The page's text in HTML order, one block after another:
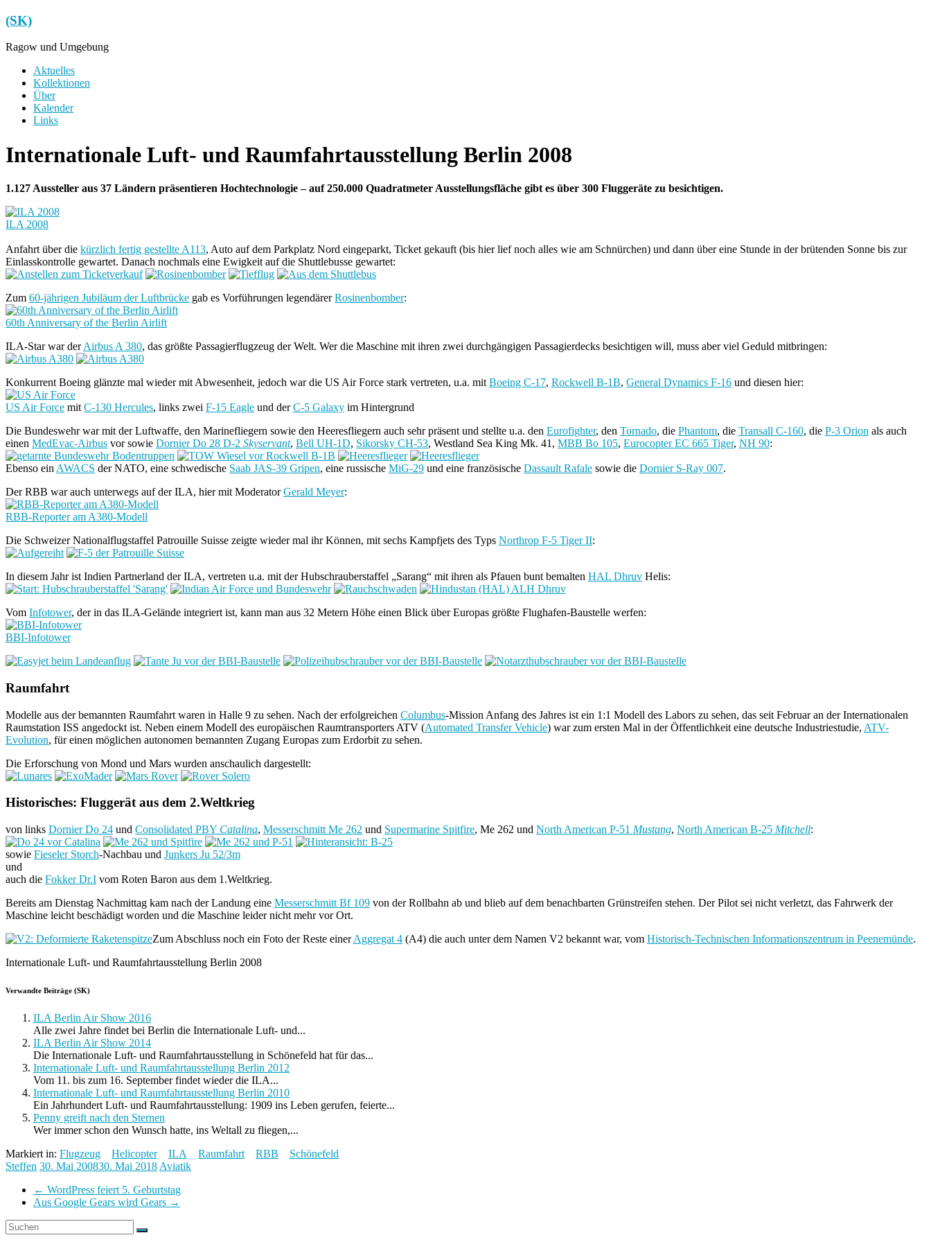
Zum
Inhalt
springen
(SK)
Ragow und Umgebung
Menü
Aktuelles
Kollektionen
Über
Kalender
Links
Internationale Luft- und Raumfahrtausstellung Berlin 2008
1.127 Aussteller aus 37 Ländern präsentieren Hochtechnologie – auf 250.000 Quadratmeter Ausstellungsfläche gibt es über 300 Fluggeräte zu besichtigen.
ILA 2008
Anfahrt über die kürzlich fertig gestellte A113, Auto auf dem Parkplatz Nord eingeparkt, Ticket gekauft (bis hier lief noch alles wie am Schnürchen) und dann über eine Stunde in der brütenden Sonne bis zur
Einlasskontrolle gewartet. Danach nochmals eine Ewigkeit auf die Shuttlebusse gewartet:
Zum 60-jährigen Jubiläum der Luftbrücke gab es Vorführungen legendärerRosinenbomber:
60th Anniversary of the Berlin Airlift
ILA-Star war derAirbus A 380, das größte Passagierflugzeug der Welt. Wer die Maschine mit ihren zwei durchgängigen Passagierdecks besichtigen will, muss aber viel Geduld mitbringen:
Konkurrent Boeing glänzte mal wieder mit Abwesenheit, jedoch war die US Air Force stark vertreten, u.a. mit Boeing C-17, Rockwell B-1B, General Dynamics F-16 und diesen hier:
US Air Force mit C-130 Hercules, links zwei F-15 Eagle und derC-5 Galaxy im Hintergrund
Die Bundeswehr war mit der Luftwaffe, den Marinefliegern sowie den Heeresfliegern auch sehr präsent und stellte u.a. den Eurofighter, den Tornado, die Phantom, die Transall C-160, die P-3 Orion als auch
einen MedEvac-Airbus vor sowie Dornier Do 28 D-2 Skyservant, Bell UH-1D, Sikorsky CH-53, Westland Sea King Mk. 41, MBB Bo 105, Eurocopter EC 665 Tiger, NH 90:
Ebenso ein AWACS der NATO, eine schwedische Saab JAS-39 Gripen, eine russische MiG-29 und eine französische Dassault Rafale sowie die Dornier S-Ray 007.
Der RBB war auch unterwegs auf der ILA, hier mit ModeratorGerald Meyer:
RBB-Reporter am A380-Modell
Die Schweizer Nationalflugstaffel Patrouille Suisse zeigte wieder mal ihr Können, mit sechs Kampfjets des Typs Northrop F-5 Tiger II:
In diesem Jahr ist Indien Partnerland der ILA, vertreten u.a. mit der Hubschrauberstaffel „Sarang“ mit ihren als Pfauen bunt bemalten HAL Dhruv Helis:
Vom Infotower, der in das ILA-Gelände integriert ist, kann man aus 32 Metern Höhe einen Blick über Europas größte Flughafen-Baustelle werfen:
BBI-Infotower
Raumfahrt
Modelle aus der bemannten Raumfahrt waren in Halle 9 zu sehen. Nach der erfolgreichen Columbus-Mission Anfang des Jahres ist ein 1:1 Modell des Labors zu sehen, das seit Februar an der Internationalen
Raumstation ISS angedockt ist. Neben einem Modell des europäischen Raumtransporters ATV (Automated Transfer Vehicle) war zum ersten Mal in der Öffentlichkeit eine deutsche Industriestudie, ATV-
Evolution, für einen möglichen autonomen bemannten Zugang Europas zum Erdorbit zu sehen.
Die Erforschung von Mond und Mars wurden anschaulich dargestellt:
Historisches: Fluggerät aus dem 2.Weltkrieg
von links Dornier Do 24 und Consolidated PBY Catalina, Messerschmitt Me 262 und Supermarine Spitfire, Me 262 und North American P-51 Mustang, North American B-25 Mitchell:
sowie Fieseler Storch-Nachbau und Junkers Ju 52/3m
und
auch die Fokker Dr.I vom Roten Baron aus dem 1.Weltkrieg.
Bereits am Dienstag Nachmittag kam nach der Landung eine Messerschmitt Bf 109 von der Rollbahn ab und blieb auf dem benachbarten Grünstreifen stehen. Der Pilot sei nicht verletzt, das Fahrwerk der
Maschine leicht beschädigt worden und die Maschine leider nicht mehr vor Ort.
Zum Abschluss noch ein Foto der Reste einerAggregat 4 (A4) die auch unter dem Namen V2 bekannt war, vom Historisch-Technischen Informationszentrum in Peenemünde.
Internationale Luft- und Raumfahrtausstellung Berlin 2008
Verwandte Beiträge (SK)
ILA Berlin Air Show 2016
Alle zwei Jahre findet bei Berlin die Internationale Luft- und...
ILA Berlin Air Show 2014
Die Internationale Luft- und Raumfahrtausstellung in Schönefeld hat für das...
Internationale Luft- und Raumfahrtausstellung Berlin 2012
Vom 11. bis zum 16. September findet wieder die ILA...
Internationale Luft- und Raumfahrtausstellung Berlin 2010
Ein Jahrhundert Luft- und Raumfahrtausstellung: 1909 ins Leben gerufen, feierte...
Penny greift nach den Sternen
Wer immer schon den Wunsch hatte, ins Weltall zu fliegen,...
Markiert in: Flugzeug Helicopter ILA Raumfahrt RBB
Schönefeld
Steffen 30. Mai 200830. Mai 2018 Aviatik
← WordPress feiert 5. Geburtstag
Aus Google Gears wird Gears →